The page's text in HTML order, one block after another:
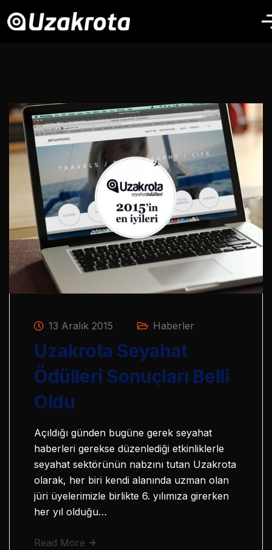
13 Aralık 2015 Haberler
Uzakrota Seyahat
Ödülleri Sonuçları Belli
Oldu
Açıldığı günden bugüne gerek seyahat
haberleri gerekse düzenlediği etkinliklerle
seyahat sektörünün nabzını tutan Uzakrota
olarak, her biri kendi alanında uzman olan
jüri üyelerimizle birlikte 6. yılımıza girerken
her yıl olduğu…
Read More